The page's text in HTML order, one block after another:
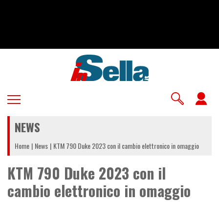
NEWS
Home News KTM 790 Duke 2023 con il cambio elettronico in omaggio
KTM 790 Duke 2023 con il
cambio elettronico in omaggio